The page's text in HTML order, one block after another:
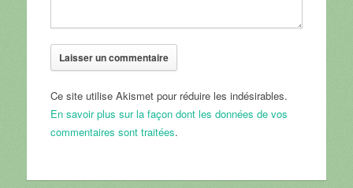
Ce site utilise Akismet pour réduire les indésirables.
En savoir plus sur la façon dont les données de vos
commentaires sont traitées.